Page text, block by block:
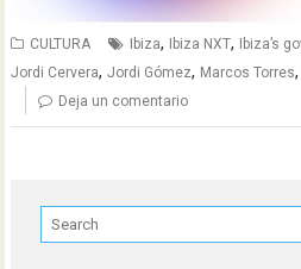
CULTURA Ibiza, Ibiza NXT, Ibiza’s
Jordi Cervera,Jordi Gómez, Marcos Torres,
Deja un comentario